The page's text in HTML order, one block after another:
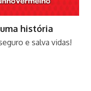
história
e salva vidas!